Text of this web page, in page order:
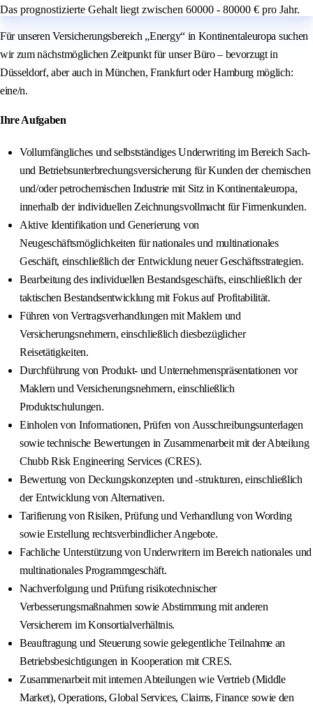
Das prognostizierte Gehalt liegt zwischen 60000 - 80000 € pro Jahr.
Für unseren Versicherungsbereich „Energy“ in Kontinentaleuropa suchen
wir zum nächstmöglichen Zeitpunkt für unser Büro – bevorzugt in
Düsseldorf, aber auch in München, Frankfurt oder Hamburg möglich:
eine/n.
Ihre Aufgaben
Vollumfängliches und selbstständiges Underwriting im Bereich Sach-
und Betriebsunterbrechungsversicherung für Kunden der chemischen
und/oder petrochemischen Industrie mit Sitz in Kontinentaleuropa,
innerhalb der individuellen Zeichnungsvollmacht für Firmenkunden.
Aktive Identifikation und Generierung von
Neugeschäftsmöglichkeiten für nationales und multinationales
Geschäft, einschließlich der Entwicklung neuer Geschäftsstrategien.
Bearbeitung des individuellen Bestandsgeschäfts, einschließlich der
taktischen Bestandsentwicklung mit Fokus auf Profitabilität.
Führen von Vertragsverhandlungen mit Maklern und
Versicherungsnehmern, einschließlich diesbezüglicher
Reisetätigkeiten.
Durchführung von Produkt- und Unternehmenspräsentationen vor
Maklern und Versicherungsnehmern, einschließlich
Produktschulungen.
Einholen von Informationen, Prüfen von Ausschreibungsunterlagen
sowie technische Bewertungen in Zusammenarbeit mit der Abteilung
Chubb Risk Engineering Services (CRES).
Bewertung von Deckungskonzepten und -strukturen, einschließlich
der Entwicklung von Alternativen.
Tarifierung von Risiken, Prüfung und Verhandlung von Wording
sowie Erstellung rechtsverbindlicher Angebote.
Fachliche Unterstützung von Underwritern im Bereich nationales und
multinationales Programmgeschäft.
Nachverfolgung und Prüfung risikotechnischer
Verbesserungsmaßnahmen sowie Abstimmung mit anderen
Versicherern im Konsortialverhältnis.
Beauftragung und Steuerung sowie gelegentliche Teilnahme an
Betriebsbesichtigungen in Kooperation mit CRES.
Zusammenarbeit mit internen Abteilungen wie Vertrieb (Middle
Market), Operations, Global Services, Claims, Finance sowie den